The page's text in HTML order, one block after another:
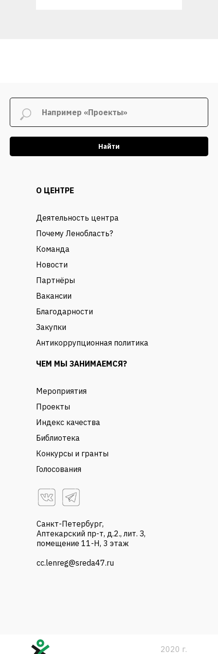
Найти
О ЦЕНТРЕ
ЧЕМ МЫ ЗАНИМАЕМСЯ?
Деятельность центра
Почему Ленобласть?
Команда
Новости
Партнёры
Вакансии
Благодарности
Закупки
Антикоррупционная политика
Мероприятия
Проекты
Индекс качества
Библиотека
Конкурсы и гранты
Голосования
Санкт-Петербург,
Аптекарский пр-т, д.2., лит. З,
помещение 11-Н, 3 этаж
cc.lenreg@sreda47.ru
2020 г.